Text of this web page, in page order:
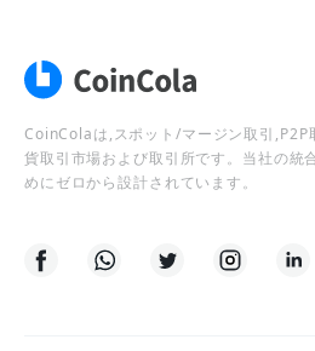
CoinColaは,スポット/マージン取引,P2P
貨取引市場および取引所です。当社の統
めにゼロから設計されています。